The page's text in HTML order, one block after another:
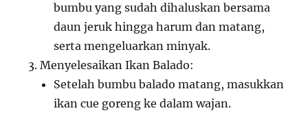
bumbu yang sudah dihaluskan bersama
daun jeruk hingga harum dan matang,
serta mengeluarkan minyak.
Menyelesaikan Ikan Balado:
Setelah bumbu balado matang, masukkan
ikan cue goreng ke dalam wajan.